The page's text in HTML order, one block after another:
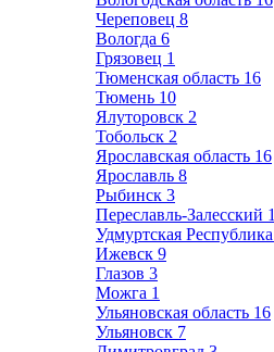
Череповец 8
Вологда 6
Грязовец 1
Тюменская область 16
Тюмень 10
Ялуторовск 2
Тобольск 2
Ярославская область 16
Ярославль 8
Рыбинск 3
Переславль-Залесский 1
Удмуртская Республика
Ижевск 9
Глазов 3
Можга 1
Ульяновская область 16
Ульяновск 7